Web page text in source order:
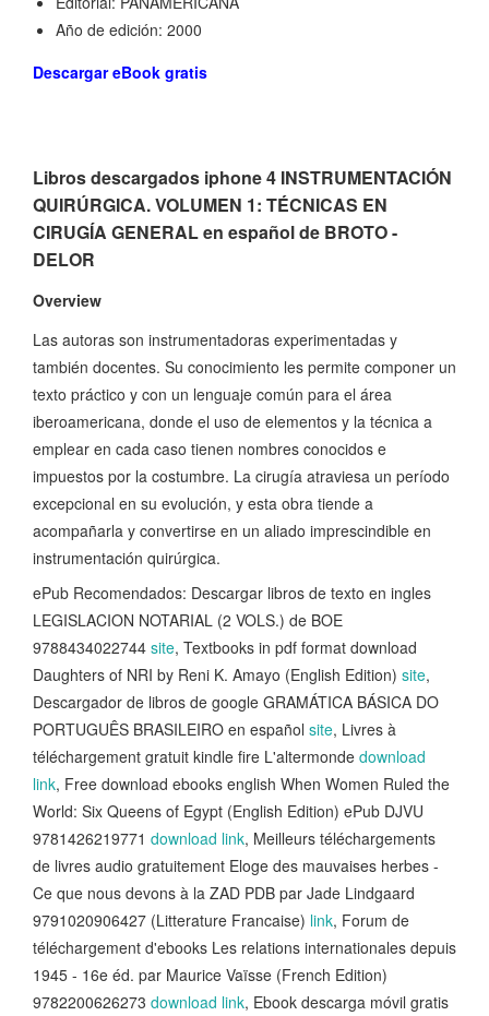
Año de edición: 2000
Descargar eBook gratis
Libros descargados iphone 4 INSTRUMENTACIÓN
QUIRÚRGICA. VOLUMEN 1: TÉCNICAS EN
CIRUGÍA GENERAL en español de BROTO -
DELOR
Overview
Las autoras son instrumentadoras experimentadas y
también docentes. Su conocimiento les permite componer un
texto práctico y con un lenguaje común para el área
iberoamericana, donde el uso de elementos y la técnica a
emplear en cada caso tienen nombres conocidos e
impuestos por la costumbre. La cirugía atraviesa un período
excepcional en su evolución, y esta obra tiende a
acompañarla y convertirse en un aliado imprescindible en
instrumentación quirúrgica.
ePub Recomendados: Descargar libros de texto en ingles
LEGISLACION NOTARIAL (2 VOLS.) de BOE
9788434022744 site, Textbooks in pdf format download
Daughters of NRI by Reni K. Amayo (English Edition) site,
Descargador de libros de google GRAMÁTICA BÁSICA DO
PORTUGUÊS BRASILEIRO en español site, Livres à
téléchargement gratuit kindle fire L'altermonde download
link, Free download ebooks english When Women Ruled the
World: Six Queens of Egypt (English Edition) ePub DJVU
9781426219771 download link, Meilleurs téléchargements
de livres audio gratuitement Eloge des mauvaises herbes -
Ce que nous devons à la ZAD PDB par Jade Lindgaard
9791020906427 (Litterature Francaise) link, Forum de
téléchargement d'ebooks Les relations internationales depuis
1945 - 16e éd. par Maurice Vaïsse (French Edition)
9782200626273 download link, Ebook descarga móvil gratis